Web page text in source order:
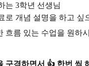
는 3학년 선생님
로 개념 설명을 하고 싶
흐름 있는 수업을 원하
구경하면서 👍 한번 씩